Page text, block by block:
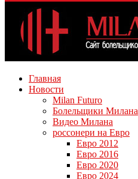
Главная
Новости
Milan Futuro
Болельщики Милана
Видео Милана
россонери на Евро
Евро 2012
Евро 2016
Евро 2020
Евро 2024